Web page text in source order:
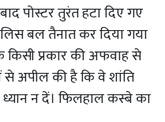
पोस्टर तुरंत हटा दिए गए
बल तैनात कर दिया गया
किसी प्रकार की अफवाह से
से अपील की है कि वे शांति
न दें। फिलहाल कस्बे का